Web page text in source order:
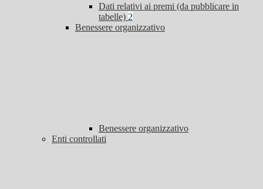
Dati relativi ai premi (da pubblicare in
tabelle) 2
Benessere organizzativo
Benessere organizzativo
Enti controllati